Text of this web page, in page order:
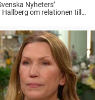
Nyheters’
om relationen till